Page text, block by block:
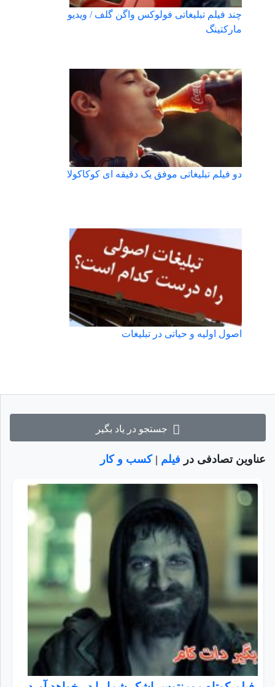
جستجو در یاد بگیر
عناوین تصادفی در فیلم |کسب و کار
چند فیلم تبلیغاتی فولوکس واگن گلف / ویدیو
مارکتینگ
دو فیلم تبلیغاتی موفق یک دقیقه ای کوکاکولا
اصول اولیه و حیاتی در تبلیغات